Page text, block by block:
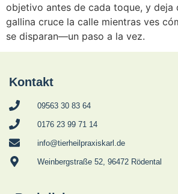
objetivo antes de cada toque, y deja
gallina cruce la calle mientras ves
se disparan—un paso a la vez.
Kontakt
09563 30 83 64
0176 23 99 71 14
info@tierheilpraxiskarl.de
Weinbergstraße 52, 96472 Rödental